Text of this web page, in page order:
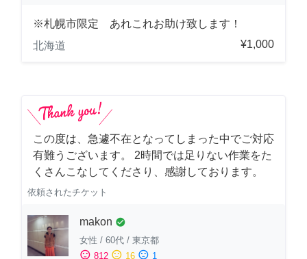
※札幌市限定 あれこれお助け致します！
北海道
¥1,000
この度は、急遽不在となってしまった中でご対応
有難うございます。 2時間では足りない作業をた
くさんこなしてくださり、感謝しております。
依頼されたチケット
makon check_circle
女性 / 60代 / 東京都
sentiment_satisfied 812 sentiment_neutral 16 sentiment_dissatisfied 1